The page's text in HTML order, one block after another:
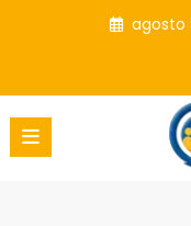
agosto